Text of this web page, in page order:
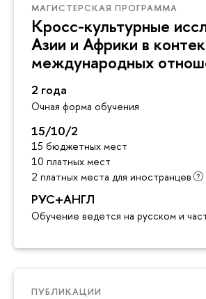
МАГИСТЕРСКАЯ ПРОГРАММА
Кросс-культурные
Азии и Африки в
международных
2 года
Очная форма обучения
15/10/2
15 бюджетных мест
10 платных мест
2 платных места для иностранцев
РУС+АНГЛ
Обучение ведется на русском и
ПУБЛИКАЦИИ